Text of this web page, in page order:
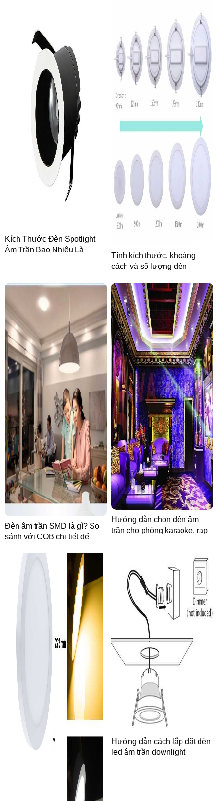
Kích Thước Đèn Spotlight
Âm Trần Bao Nhiêu Là
Tính kích thước, khoảng
cách và số lượng đèn
mọi không gian
Đèn âm trần SMD là gì? So
sánh với COB chi tiết để
Hướng dẫn chọn đèn âm
trần cho phòng karaoke, rạp
Hướng dẫn cách lắp đặt đèn
led âm trần downlight